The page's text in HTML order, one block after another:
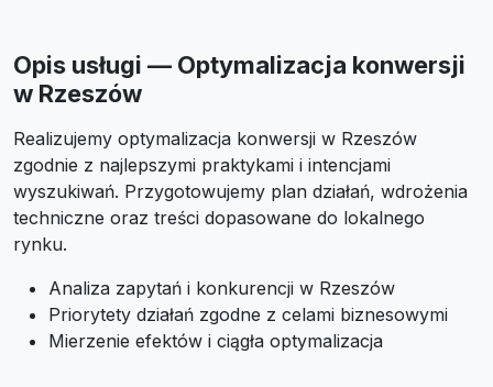
Opis usługi — Optymalizacja konwersji
w Rzeszów
Realizujemy optymalizacja konwersji w Rzeszów
zgodnie z najlepszymi praktykami i intencjami
wyszukiwań. Przygotowujemy plan działań, wdrożenia
techniczne oraz treści dopasowane do lokalnego
rynku.
Analiza zapytań i konkurencji w Rzeszów
Priorytety działań zgodne z celami biznesowymi
Mierzenie efektów i ciągła optymalizacja